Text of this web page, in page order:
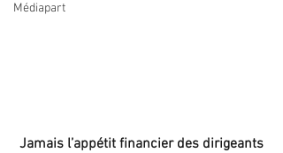
Médiapart
Jamais l’appétit financier des dirigeants